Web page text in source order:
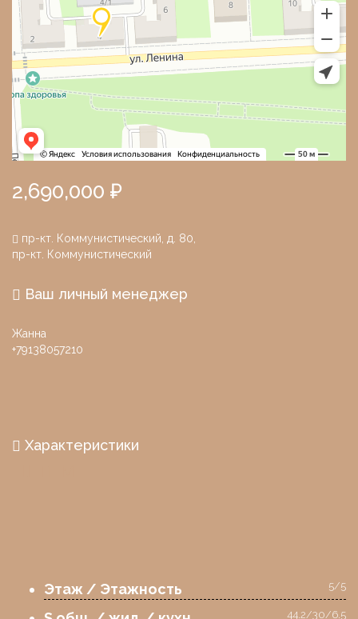
2,690,000 ₽
пр-кт. Коммунистический, д. 80,
пр-кт. Коммунистический
Ваш личный менеджер
Жанна
+79138057210
Характеристики
Этаж / Этажность 5/5
44.2/30/6.5